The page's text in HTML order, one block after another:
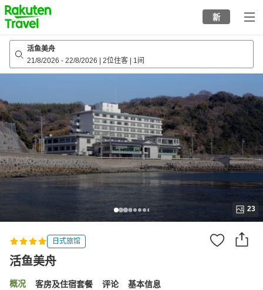
to
top
page
新
活鱼美舟
21/8/2026 - 22/8/2026 2位住客 1间
23
日式旅馆
活鱼美舟
概况 客房及住宿套餐 评论 基本信息